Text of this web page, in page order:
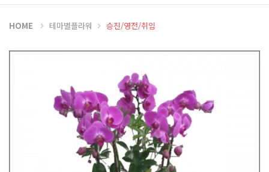
HOME 테마별플라워 승진/영전/취임